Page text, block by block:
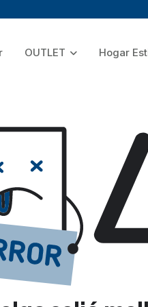
OUTLET Hogar